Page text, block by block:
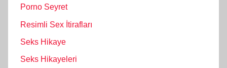
Porno Seyret
Resimli Sex İtirafları
Seks Hikaye
Seks Hikayeleri